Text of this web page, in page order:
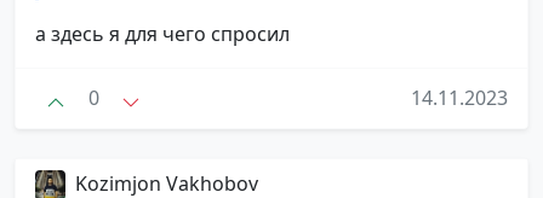
а здесь я для чего спросил
0 14.11.2023
Kozimjon Vakhobov